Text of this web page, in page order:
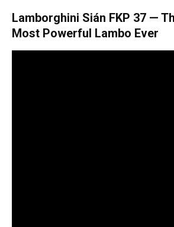
Lamborghini Sián FKP 37 —
Most Powerful Lambo Ever